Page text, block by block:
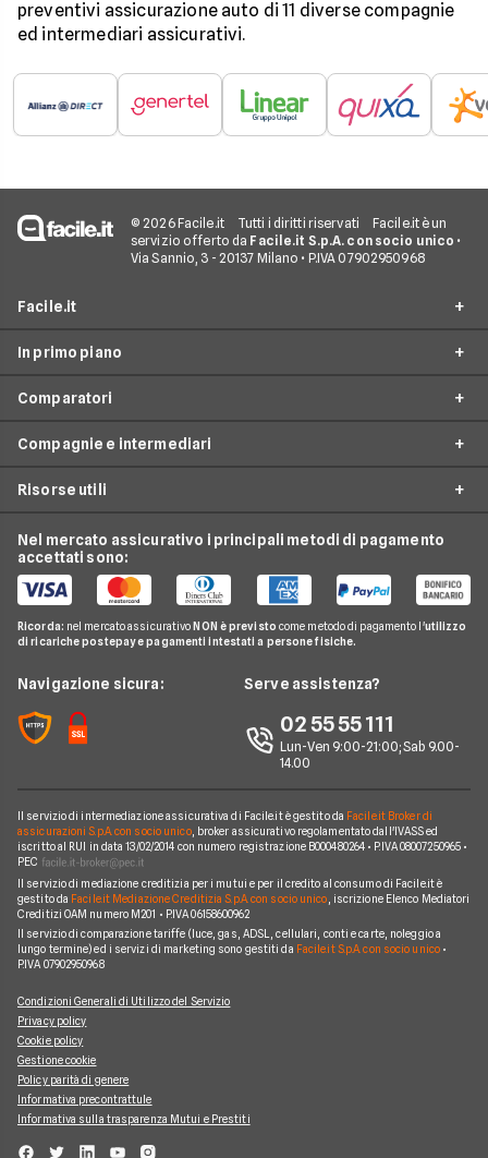
preventivi assicurazione auto di 11 diverse compagnie
ed intermediari assicurativi.
© 2026 Facile.it Tutti i diritti riservati
Facile.it è un
servizio offerto da Facile.it S.p.A. con socio unico •
Via Sannio, 3 - 20137 Milano • P.IVA 07902950968
Facile.it
Assicurazioni
Prestiti
Conti e Carte
Telefonia Mobile
Pay TV
Noleggio Lungo Termine
News
Chi siamo
Perché scegliere Facile.it
Mappa del sito
In primo piano
Assicurazioni online
Assicurazione Auto
Assicurazione Moto
Assicurazione Casa
Assicurazione Vita
Assicurazione Mutuo
Assicurazione Avvocati
Assicurazione Infortuni
Assicurazione Autocarro
Comparatori
Preventivo assicurazione auto
Preventivo Assicurazione Moto
Preventivo Assicurazione Casa
Preventivo Assicurazione Vita
Preventivo Assicurazione Viaggio
Compagnie e intermediari
Bene Assicurazioni
ConTe
Genertel
Allianz Direct
Linear
Prima.it
Quixa
UnipolSai
Allianz
Compagnie e intermediari
Risorse utili
Osservatorio Assicurazioni
Guida Assicurazioni
Agenzie Assicurative
Domande Assicurazioni
Glossario Assicurativo
Notizie Assicurazioni
Nel mercato assicurativo i principali metodi di pagamento
accettati sono:
Ricorda: nel mercato assicurativo NON è previsto come metodo di pagamento l'utilizzo
di ricariche postepay e pagamenti intestati a persone fisiche.
Navigazione sicura: Serve assistenza?
02 55 55 111
Lun-Ven 9:00-21:00; Sab 9.00-
14.00
Il servizio di intermediazione assicurativa di Facile.it è gestito da Facile.it Broker di
assicurazioni S.p.A. con socio unico, broker assicurativo regolamentato dall'IVASS ed
iscritto al RUI in data 13/02/2014 con numero registrazione B000480264 • P.IVA 08007250965 •
PEC
Il servizio di mediazione creditizia per i mutui e per il credito al consumo di Facile.it è
gestito da Facile.it Mediazione Creditizia S.p.A. con socio unico , iscrizione Elenco Mediatori
Creditizi OAM numero M201 • P.IVA 06158600962
Il servizio di comparazione tariffe (luce, gas, ADSL, cellulari, conti e carte, noleggio a
lungo termine) ed i servizi di marketing sono gestiti da Facile.it S.p.A. con socio unico•
P.IVA 07902950968
Condizioni Generali di Utilizzo del Servizio
Privacy policy
Cookie policy
Gestione cookie
Policy parità di genere
Informativa precontrattule
Informativa sulla trasparenza Mutui e Prestiti